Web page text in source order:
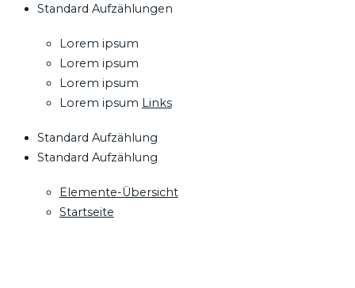
Standard Aufzählungen
Lorem ipsum
Lorem ipsum
Lorem ipsum
Lorem ipsum Links
Standard Aufzählung
Standard Aufzählung
Elemente-Übersicht
Startseite